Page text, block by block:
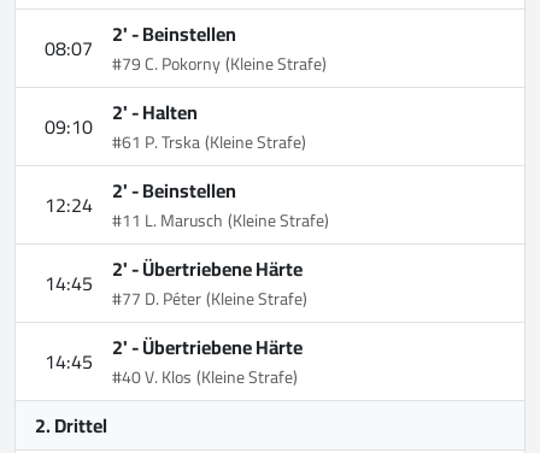
08:07 2' -Beinstellen
#79 C. Pokorny(Kleine Strafe)
09:10 2' -Halten
#61 P. Trska(Kleine Strafe)
12:24 2' -Beinstellen
#11 L. Marusch(Kleine Strafe)
14:45 2' -Übertriebene Härte
#77 D. Péter(Kleine Strafe)
14:45 2' -Übertriebene Härte
#40 V. Klos(Kleine Strafe)
2. Drittel